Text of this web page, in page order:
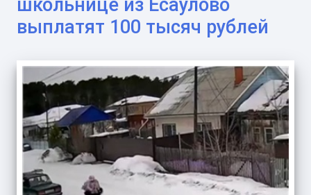
школьнице из Есаулово
выплатят 100 тысяч рублей